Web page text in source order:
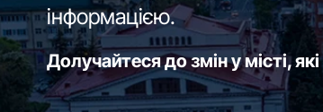
інформацією.
Долучайтеся до змін у місті,